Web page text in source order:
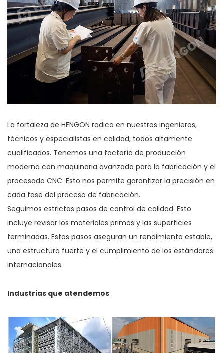
La fortaleza de HENGON radica en nuestros ingenieros,
técnicos y especialistas en calidad, todos altamente
cualificados. Tenemos una factoría de producción
moderna con maquinaria avanzada para la fabricación y el
procesado CNC. Esto nos permite garantizar la precisión en
cada fase del proceso de fabricación.
Seguimos estrictos pasos de control de calidad. Esto
incluye revisar los materiales primos y las superficies
terminadas. Estos pasos aseguran un rendimiento estable,
una estructura fuerte y el cumplimiento de los estándares
internacionales.
Industrias que atendemos